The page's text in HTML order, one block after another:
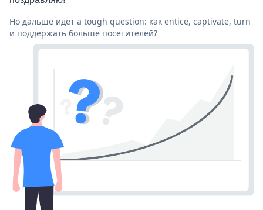
Но дальше идет a tough question: как entice, captivate, turn
и поддержать больше посетителей?